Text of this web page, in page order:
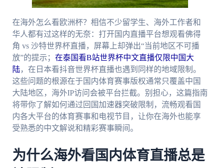
在海外怎么看欧洲杯？相信不少留学生、海外工作者和
华人都有过这样的无奈：打开国内直播平台想观看佛得
角 vs 沙特世界杯直播，屏幕上却弹出“当前地区不可播
放”的提示； 在泰国看B站世界杯中文直播仅限中国大
陆，在日本看抖音世界杯直播也遇到同样的地域限制。
这些问题的根源在于国内体育赛事版权通常只覆盖中国
大陆地区，海外IP访问会被平台拦截。别担心，这篇指南
将带你了解如何通过回国加速器突破限制，流畅观看国
内各大平台的体育赛事和电视节目，让你在海外也能享
受熟悉的中文解说和精彩赛事瞬间。
为什么海外看国内体育直播总是